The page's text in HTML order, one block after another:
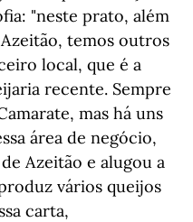
"neste prato, além
temos outros
local, que é a
recente. Sempre
mas há uns
área de negócio,
Azeitão e alugou a
vários queijos
carta,